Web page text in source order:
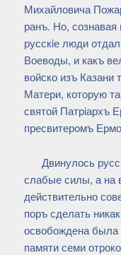
Михайловича
ранъ. Но,
русскiе люди
Воеводы, и какъ
войско изъ Казани
Матери, которую
святой Патрiархъ
пресвитеромъ
Двинулось
слабые силы, а
действительно
поръ сделать
освобождена
памяти семи